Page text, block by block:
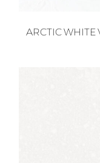
ARCTIC WHITE